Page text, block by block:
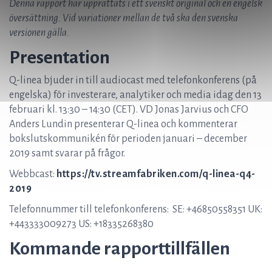
Denna rapport har upprättats i ett svenskt original och en engelsk
översättning. Vid variationer mellan de två ska den svenska
versionen gälla.
Presentation
Q-linea bjuder in till audiocast med telefonkonferens (på
engelska) för investerare, analytiker och media idag den 13
februari kl. 13:30 – 14:30 (CET). VD Jonas Jarvius och CFO
Anders Lundin presenterar Q-linea och kommenterar
bokslutskommunikén för perioden januari – december
2019 samt svarar på frågor.
Webbcast: https://tv.streamfabriken.com/q-linea-q4-
2019
Telefonnummer till telefonkonferens: SE: +46850558351 UK:
+443333009273 US: +18335268380
Kommande rapporttillfällen